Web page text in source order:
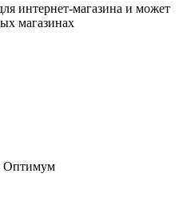
интернет-магазина и может
магазинах
Оптимум